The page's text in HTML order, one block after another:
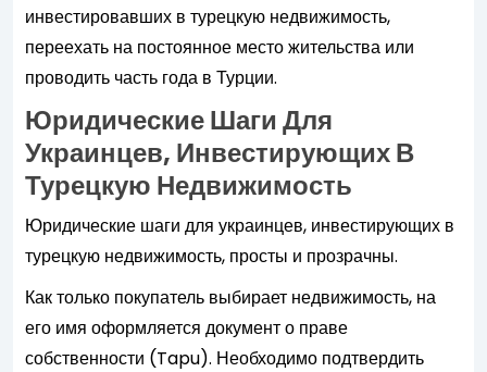
инвестировавших в турецкую недвижимость,
переехать на постоянное место жительства или
проводить часть года в Турции.
Юридические Шаги Для
Украинцев, Инвестирующих В
Турецкую Недвижимость
Юридические шаги для украинцев, инвестирующих в
турецкую недвижимость, просты и прозрачны.
Как только покупатель выбирает недвижимость, на
его имя оформляется документ о праве
собственности (Tapu). Необходимо подтвердить